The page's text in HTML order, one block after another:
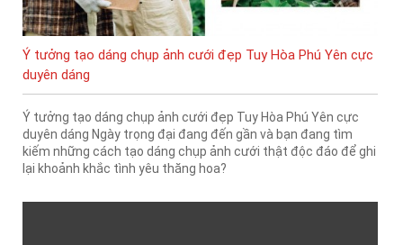
Ý tưởng tạo dáng chụp ảnh cưới đẹp Tuy Hòa Phú Yên cực
duyên dáng
Ý tưởng tạo dáng chụp ảnh cưới đẹp Tuy Hòa Phú Yên cực
duyên dáng Ngày trọng đại đang đến gần và bạn đang tìm
kiếm những cách tạo dáng chụp ảnh cưới thật độc đáo để ghi
lại khoảnh khắc tình yêu thăng hoa?